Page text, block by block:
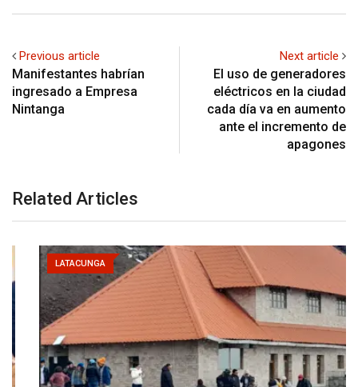
Previous article
Manifestantes habrían
ingresado a Empresa
Nintanga
Next article
El uso de generadores
eléctricos en la ciudad
cada día va en aumento
ante el incremento de
apagones
Related Articles
LATACUNGA